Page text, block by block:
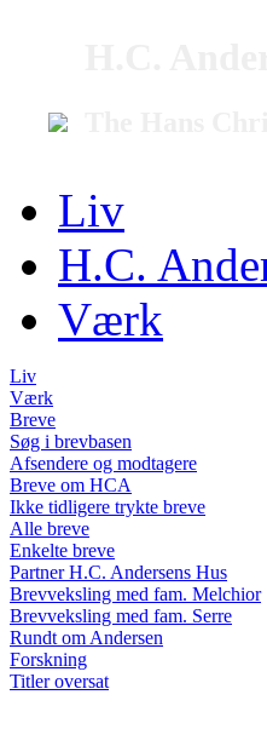
Liv
H.C.
Værk
Liv
Værk
Breve
Søg i brevbasen
Afsendere og modtagere
Breve om HCA
Ikke tidligere trykte breve
Alle breve
Enkelte breve
Partner H.C. Andersens Hus
Brevveksling med fam. Melchior
Brevveksling med fam. Serre
Rundt om Andersen
Forskning
Titler oversat